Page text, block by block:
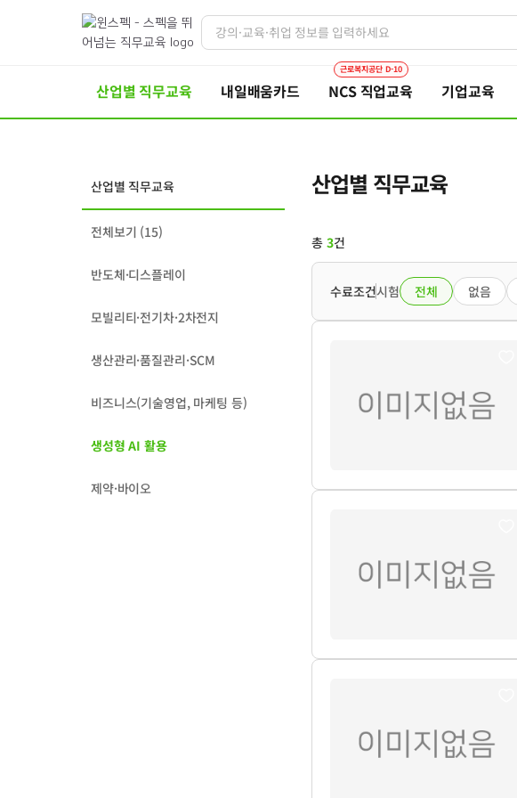
산업별 직무교육 내일배움카드
근로복지공단 D-10
NCS 직업교육 기업교육
산업별 직무교육
전체보기 (15)
반도체·디스플레이
모빌리티·전기차·2차전지
생산관리·품질관리·SCM
비즈니스(기술영업, 마케팅 등)
생성형 AI 활용
제약·바이오
산업별 직무교육
총 3건
수료조건시험 전체 없음